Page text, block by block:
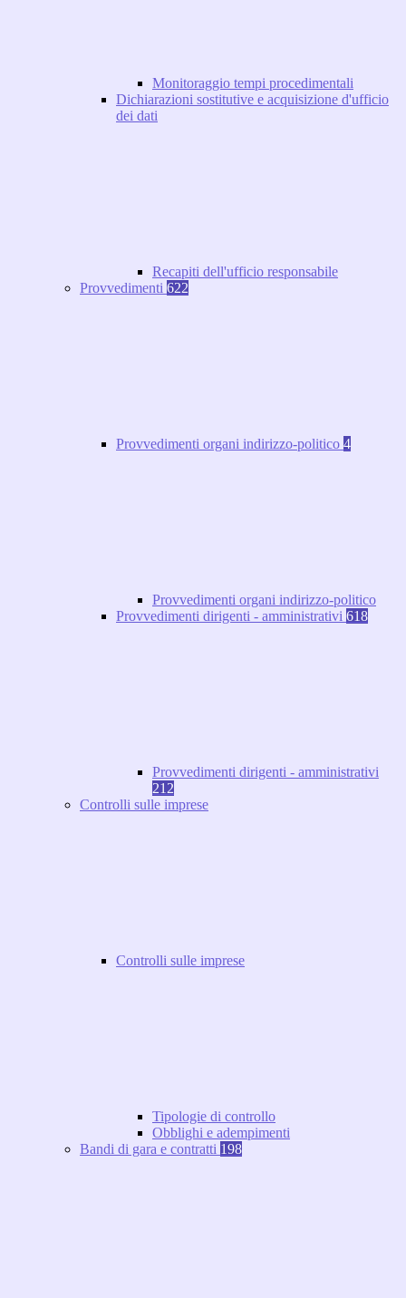
Monitoraggio tempi procedimentali
Dichiarazioni sostitutive e acquisizione d'ufficio
dei dati
Recapiti dell'ufficio responsabile
Provvedimenti 622
Provvedimenti organi indirizzo-politico 4
Provvedimenti organi indirizzo-politico
Provvedimenti dirigenti - amministrativi 618
Provvedimenti dirigenti - amministrativi
212
Controlli sulle imprese
Controlli sulle imprese
Tipologie di controllo
Obblighi e adempimenti
Bandi di gara e contratti 198